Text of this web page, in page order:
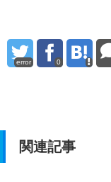
error 0
関連記事